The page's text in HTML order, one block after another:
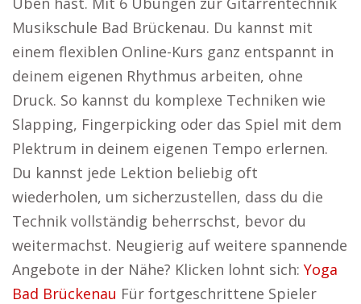
Musikschule Bad Brückenau. Du kannst mit
einem flexiblen Online-Kurs ganz entspannt in
deinem eigenen Rhythmus arbeiten, ohne
Druck. So kannst du komplexe Techniken wie
Slapping, Fingerpicking oder das Spiel mit dem
Plektrum in deinem eigenen Tempo erlernen.
Du kannst jede Lektion beliebig oft
wiederholen, um sicherzustellen, dass du die
Technik vollständig beherrschst, bevor du
weitermachst. Neugierig auf weitere spannende
Angebote in der Nähe? Klicken lohnt sich: Yoga
Bad Brückenau Für fortgeschrittene Spieler